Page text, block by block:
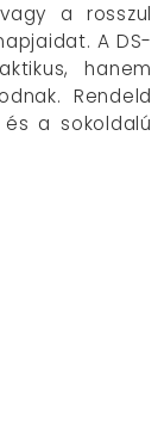
a rosszul
A DS-
hanem
Rendeld
a sokoldalú